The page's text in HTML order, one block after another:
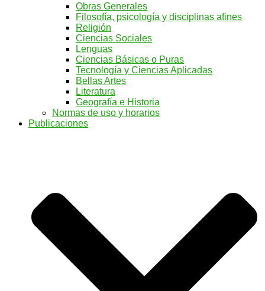
Obras Generales
Filosofía, psicología y disciplinas afines
Religión
Ciencias Sociales
Lenguas
Ciencias Básicas o Puras
Tecnología y Ciencias Aplicadas
Bellas Artes
Literatura
Geografía e Historia
Normas de uso y horarios
Publicaciones